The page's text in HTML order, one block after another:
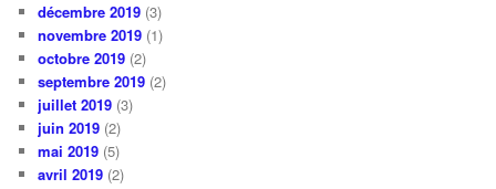
décembre 2019 (3)
novembre 2019 (1)
octobre 2019 (2)
septembre 2019 (2)
juillet 2019 (3)
juin 2019 (2)
mai 2019 (5)
avril 2019 (2)